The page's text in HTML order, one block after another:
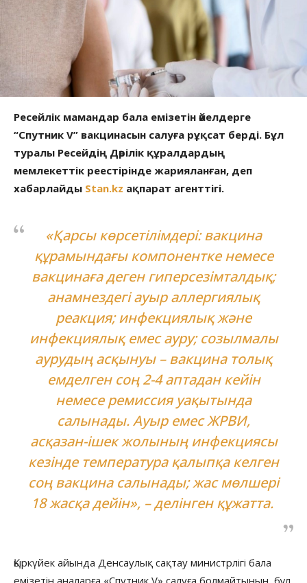
Ресейлік мамандар бала емізетін әйелдерге
“Спутник V” вакцинасын салуға рұқсат берді. Бұл
туралы Ресейдің Дәрілік құралдардың
мемлекеттік реестірінде жарияланған, деп
хабарлайды Stan.kz ақпарат агенттігі.
«Қарсы көрсетілімдері: вакцина
құрамындағы компонентке немесе
вакцинаға деген гиперсезімталдық;
анамнездегі ауыр аллергиялық
реакция; инфекциялық және
инфекциялық емес ауру; созылмалы
аурудың асқынуы – вакцина толық
емделген соң 2-4 аптадан кейін
немесе ремиссия уақытында
салынады. Ауыр емес ЖРВИ,
асқазан-ішек жолының инфекциясы
кезінде температура қалыпқа келген
соң вакцина салынады; жас мөлшері
18 жасқа дейін», – делінген құжатта.
Қыркүйек айында Денсаулық сақтау министрлігі бала
емізетін аналарға «Спутник V» салуға болмайтынын, бұл